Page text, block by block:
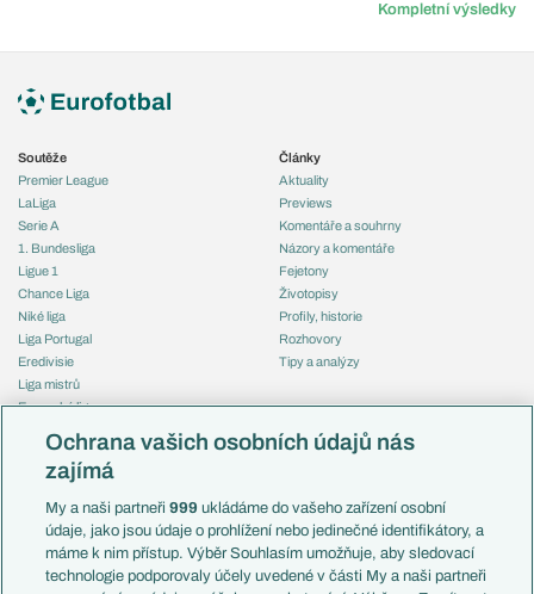
Kompletní výsledky
Soutěže
Premier League
LaLiga
Serie A
1. Bundesliga
Ligue 1
Chance Liga
Niké liga
Liga Portugal
Eredivisie
Liga mistrů
Evropská liga
Mistrovství světa
Liga národů
Témata
Představení týmů MS
EuroSkauting
Články
Aktuality
Previews
Komentáře a souhrny
Názory a komentáře
Fejetony
Životopisy
Profily, historie
Rozhovory
Tipy a analýzy
Česko
Francie
Itálie
Německo
Španělsko
Ochrana vašich osobních údajů nás
zajímá
My a naši partneři999 ukládáme do vašeho zařízení osobní
údaje, jako jsou údaje o prohlížení nebo jedinečné identifikátory, a
máme k nim přístup. Výběr Souhlasím umožňuje, aby sledovací
technologie podporovaly účely uvedené v části My a naši partneři